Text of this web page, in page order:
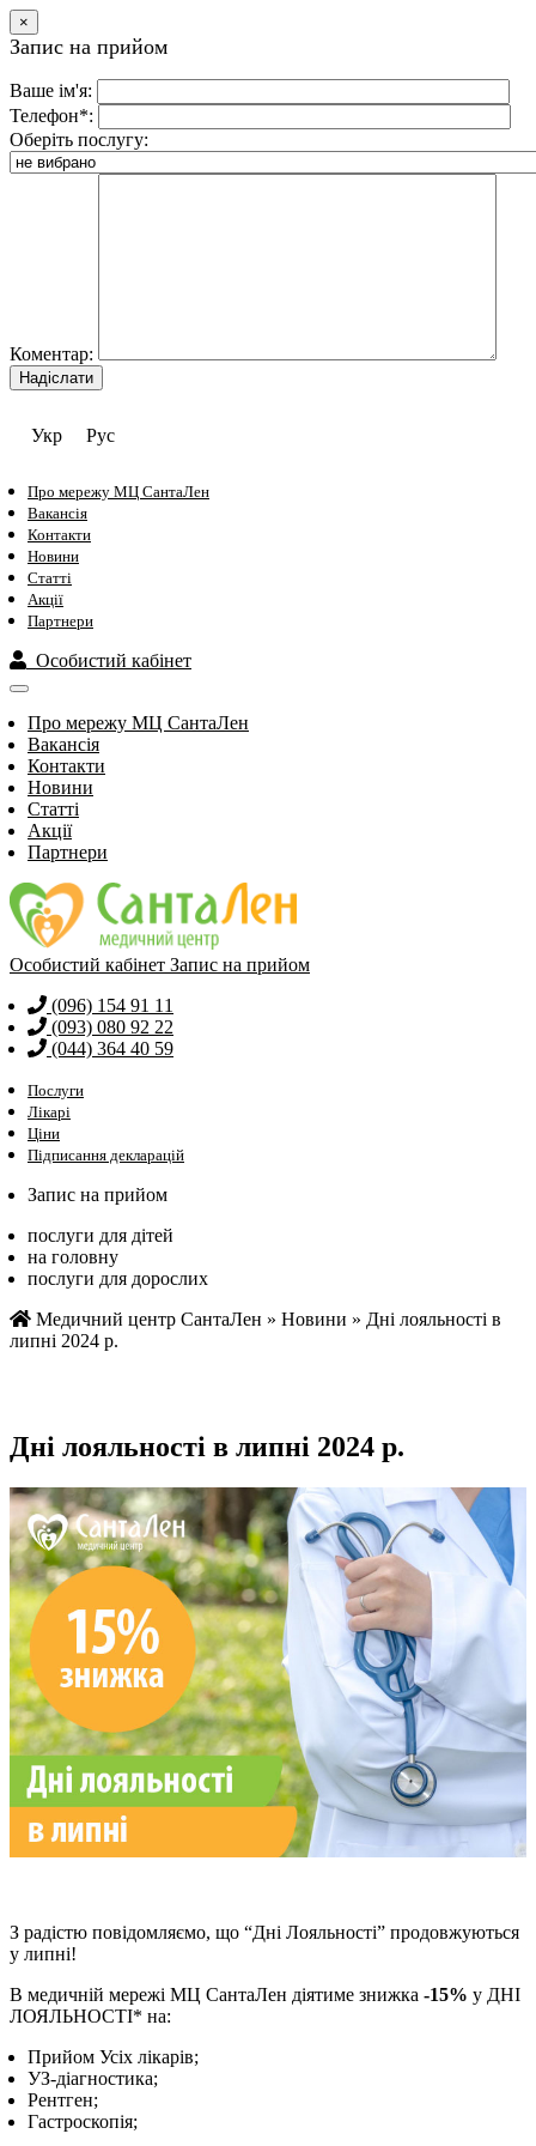
×
Запис на прийом
Ваше ім'я:
Телефон*:
Оберіть послугу:
Коментар:
Укр Рус
Про мережу МЦ СантаЛен
Вакансія
Контакти
Новини
Статті
Акції
Партнери
Особистий кабінет
Про мережу МЦ СантаЛен
Вакансія
Контакти
Новини
Статті
Акції
Партнери
Особистий кабінет Запис на прийом
(096) 154 91 11
(093) 080 92 22
(044) 364 40 59
Послуги
Лікарі
Ціни
Підписання декларацій
Запис на прийом
послуги для дітей
на головну
послуги для дорослих
Медичний центр СантаЛен » Новини » Дні лояльності в
липні 2024 р.
Дні лояльності в липні 2024 р.
З радістю повідомляємо, що “Дні Лояльності” продовжуються
у липні!
В медичній мережі МЦ СантаЛен діятиме знижка -15% у ДНІ
ЛОЯЛЬНОСТІ* на:
Прийом Усіх лікарів;
УЗ-діагностика;
Рентген;
Гастроскопія;